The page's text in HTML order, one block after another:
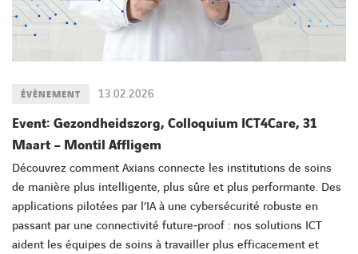
13.02.2026
ÉVÈNEMENT
Event: Gezondheidszorg, Colloquium ICT4Care, 31
Maart – Montil Affligem
Découvrez comment Axians connecte les institutions de soins
de manière plus intelligente, plus sûre et plus performante. Des
applications pilotées par l’IA à une cybersécurité robuste en
passant par une connectivité future‑proof : nos solutions ICT
aident les équipes de soins à travailler plus efficacement et